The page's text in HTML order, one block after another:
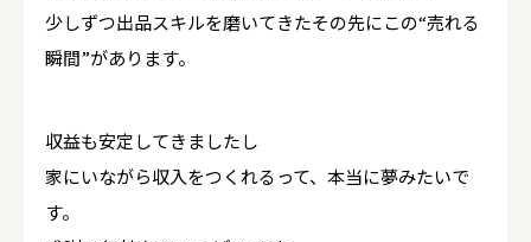
少しずつ出品スキルを磨いてきたその先にこの“売れる
瞬間”があります。
収益も安定してきましたし
家にいながら収入をつくれるって、本当に夢みたいで
す。